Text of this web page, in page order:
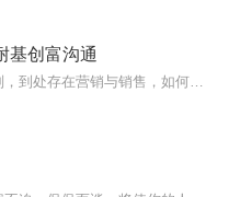
基创富沟通